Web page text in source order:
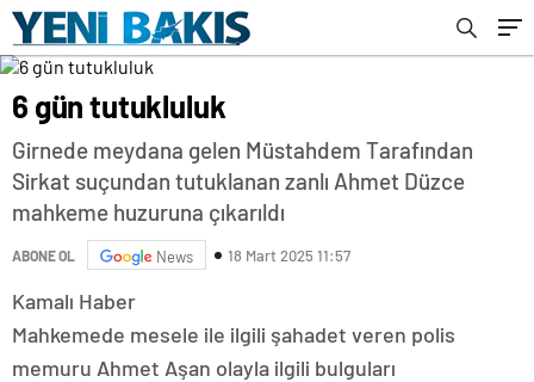
6 gün tutukluluk
Girnede meydana gelen Müstahdem Tarafından
Sirkat suçundan tutuklanan zanlı Ahmet Düzce
mahkeme huzuruna çıkarıldı
ABONE OL News 18 Mart 2025 11:57
Kamalı Haber
Mahkemede mesele ile ilgili şahadet veren polis
memuru Ahmet Aşan olayla ilgili bulguları